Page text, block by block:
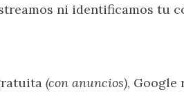
ni identificamos tu
(con anuncios),